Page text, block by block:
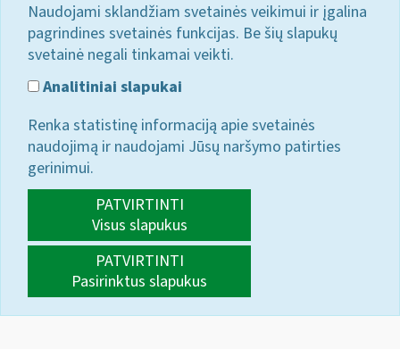
Naudojami sklandžiam svetainės veikimui ir įgalina
pagrindines svetainės funkcijas. Be šių slapukų
svetainė negali tinkamai veikti.
Analitiniai slapukai
Renka statistinę informaciją apie svetainės
naudojimą ir naudojami Jūsų naršymo patirties
gerinimui.
PATVIRTINTI
Visus slapukus
PATVIRTINTI
Pasirinktus slapukus